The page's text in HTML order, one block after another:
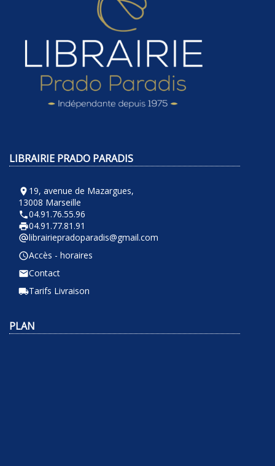
LIBRAIRIE PRADO PARADIS
room 19, avenue de Mazargues,
13008 Marseille
phone04.91.76.55.96
local_printshop04.91.77.81.91
alternate_emaillibrairiepradoparadis@gmail.com
query_builderAccès - horaires
emailContact
local_shippingTarifs Livraison
PLAN